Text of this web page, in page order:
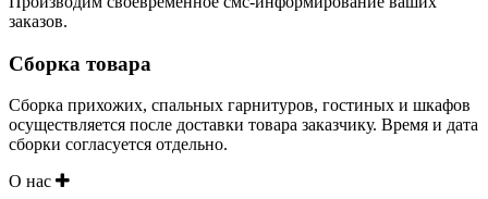
заказов.
Сборка товара
Сборка прихожих, спальных гарнитуров, гостиных и шкафов
осуществляется после доставки товара заказчику. Время и дата
сборки согласуется отдельно.
О нас